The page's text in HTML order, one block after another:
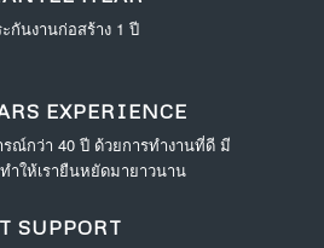
กันงานก่อสร้าง 1 ปี
EXPERIENCE
รณ์กว่า 40 ปี ด้วยการทำงานที่ดี มี
ให้เรายืนหยัดมายาวนาน
SUPPORT